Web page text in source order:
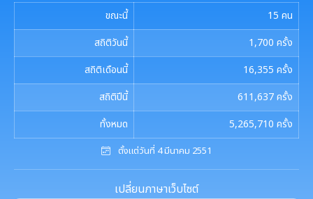
ขณะนี้ 15 คน
สถิติวันนี้
1,700 ครั้ง
สถิติเดือนนี้
16,355 ครั้ง
สถิติปีนี้
611,637ครั้ง
ทั้งหมด
5,265,710 ครั้ง
ตั้งแต่วันที่ 4 มีนาคม 2551
เปลี่ยนภาษาเว็บไซต์